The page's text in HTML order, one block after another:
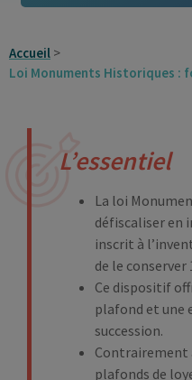
Accueil
Loi Monuments Historiques
L’essentiel
La loi
défiscaliser en
inscrit à
de le conserver
Ce dispositif
plafond et une
succession.
Contrairement
plafonds de